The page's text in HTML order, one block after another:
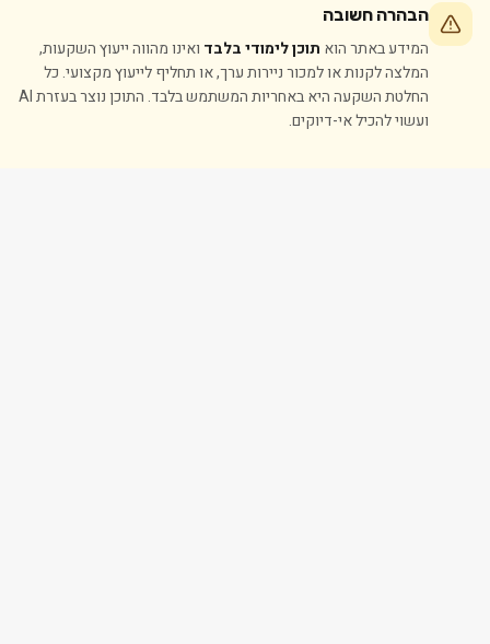
הבהרה חשובה
המידע באתר הוא תוכן לימודי בלבד ואינו מהווה ייעוץ השקעות,
המלצה לקנות או למכור ניירות ערך, או תחליף לייעוץ מקצועי. כל
החלטת השקעה היא באחריות המשתמש בלבד. התוכן נוצר בעזרת AI
ועשוי להכיל אי-דיוקים.